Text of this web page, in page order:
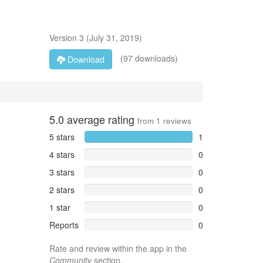
Version 3 (July 31, 2019)
Download
(97 downloads)
5.0 average rating from 1 reviews
5 stars
1
4 stars
0
3 stars
0
2 stars
0
1 star
0
Reports
0
Rate and review within the app in the
Communitysection.